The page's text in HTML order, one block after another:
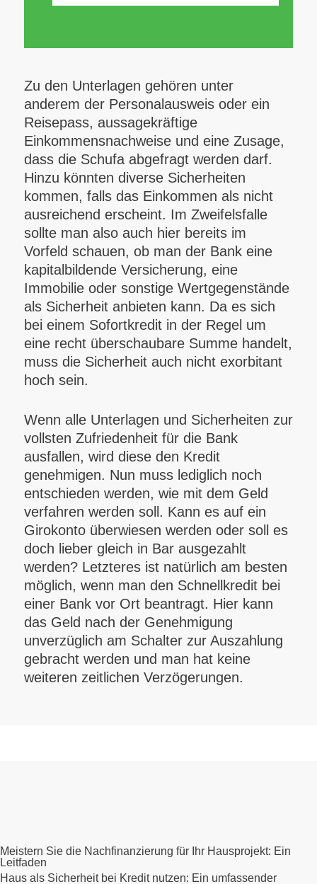
Zu den Unterlagen gehören unter
anderem der Personalausweis oder ein
Reisepass, aussagekräftige
Einkommensnachweise und eine Zusage,
dass die Schufa abgefragt werden darf.
Hinzu könnten diverse Sicherheiten
kommen, falls das Einkommen als nicht
ausreichend erscheint. Im Zweifelsfalle
sollte man also auch hier bereits im
Vorfeld schauen, ob man der Bank eine
kapitalbildende Versicherung, eine
Immobilie oder sonstige Wertgegenstände
als Sicherheit anbieten kann. Da es sich
bei einem Sofortkredit in der Regel um
eine recht überschaubare Summe handelt,
muss die Sicherheit auch nicht exorbitant
hoch sein.
Wenn alle Unterlagen und Sicherheiten zur
vollsten Zufriedenheit für die Bank
ausfallen, wird diese den Kredit
genehmigen. Nun muss lediglich noch
entschieden werden, wie mit dem Geld
verfahren werden soll. Kann es auf ein
Girokonto überwiesen werden oder soll es
doch lieber gleich in Bar ausgezahlt
werden? Letzteres ist natürlich am besten
möglich, wenn man den Schnellkredit bei
einer Bank vor Ort beantragt. Hier kann
das Geld nach der Genehmigung
unverzüglich am Schalter zur Auszahlung
gebracht werden und man hat keine
weiteren zeitlichen Verzögerungen.
Meistern Sie die Nachfinanzierung für Ihr Hausprojekt: Ein
Leitfaden
Haus als Sicherheit bei Kredit nutzen: Ein umfassender